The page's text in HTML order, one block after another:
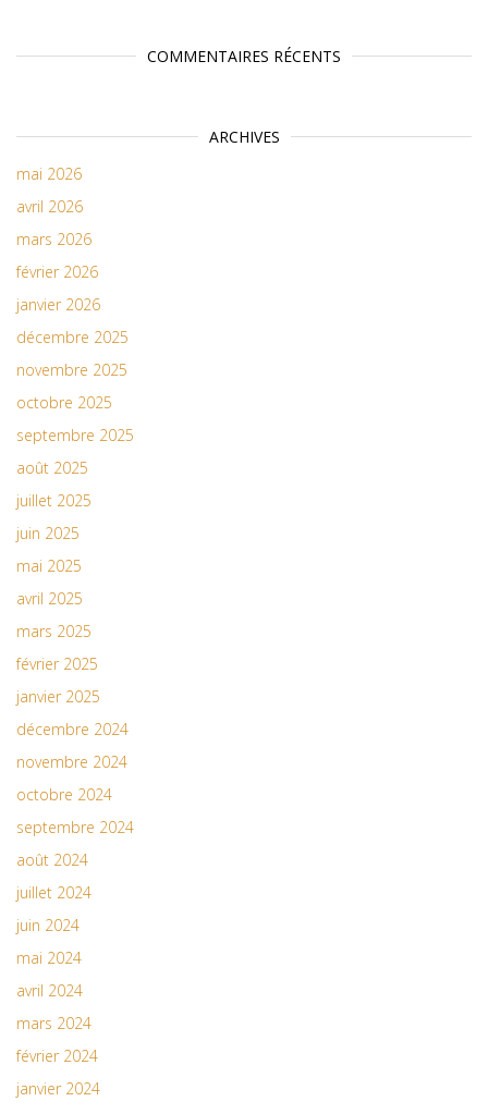
COMMENTAIRES RÉCENTS
ARCHIVES
mai 2026
avril 2026
mars 2026
février 2026
janvier 2026
décembre 2025
novembre 2025
octobre 2025
septembre 2025
août 2025
juillet 2025
juin 2025
mai 2025
avril 2025
mars 2025
février 2025
janvier 2025
décembre 2024
novembre 2024
octobre 2024
septembre 2024
août 2024
juillet 2024
juin 2024
mai 2024
avril 2024
mars 2024
février 2024
janvier 2024